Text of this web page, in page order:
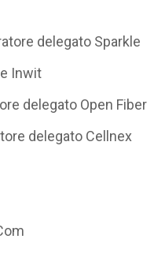
delegato Sparkle
Inwit
delegato Open Fiber
delegato Cellnex